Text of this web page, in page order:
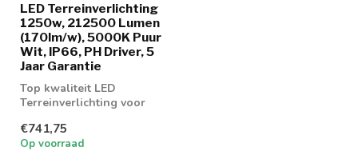
LED Terreinverlichting
1250w, 212500 Lumen
(170lm/w), 5000K Puur
Wit, IP66, PH Driver, 5
Jaar Garantie
Top kwaliteit LED
Terreinverlichting voor
parkeerplaatsen en
bedrij...
€741,75
Op voorraad